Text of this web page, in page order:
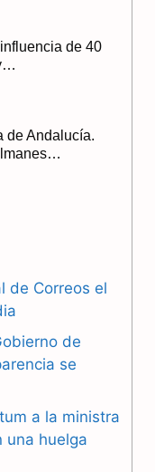
de 40
de Andalucía.
de Correos el
de
se
a la ministra
una huelga